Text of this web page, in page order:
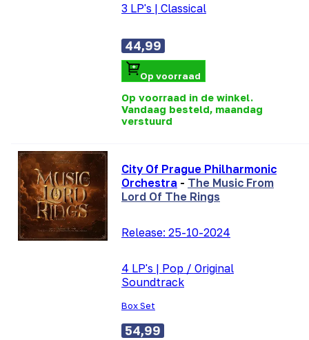
3 LP's | Classical
44,99
Op voorraad
Op voorraad in de winkel.
Vandaag besteld, maandag
verstuurd
City Of Prague Philharmonic
Orchestra - The Music From
Lord Of The Rings
Release: 25-10-2024
4 LP's | Pop / Original
Soundtrack
Box Set
54,99